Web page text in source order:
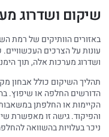
שיקום ושדרוג
באזורים הוותיקים של רמת
עונות על הצרכים
ושדרוג מערכות אלה, תוך
תהליך השיקום כולל אבחון
הדורשים החלפה או שיפוץ.
הקיימות או החלפתן
והפיקוד. גישה זו מאפשרת
ניכר בעלויות בהשוואה